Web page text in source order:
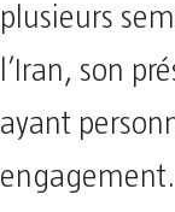
plusieurs
l’Iran, son
ayant